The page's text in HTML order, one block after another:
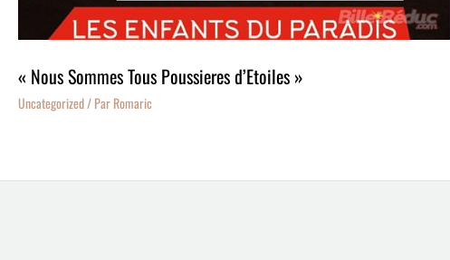
« Nous Sommes Tous Poussieres d’Etoiles »
Uncategorized/ ParRomaric